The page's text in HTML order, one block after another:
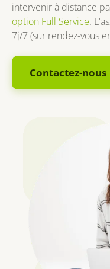
intervenir à distance
option Full Service.
7j/7 (sur rendez-vous
Contactez-nous